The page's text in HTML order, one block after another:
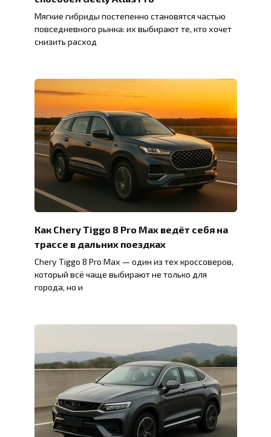
Мягкие гибриды постепенно становятся частью
повседневного рынка: их выбирают те, кто хочет
снизить расход
Как Chery Tiggo 8 Pro Max ведёт себя на
трассе в дальних поездках
Chery Tiggo 8 Pro Max — один из тех кроссоверов,
который всё чаще выбирают не только для
города, но и